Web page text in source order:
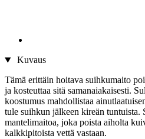
Kuvaus
Tämä erittäin hoitava suihkumaito
ja kosteuttaa sitä samanaiakaisesti.
koostumus mahdollistaa
tule suihkun jälkeen kireän tuntuista.
mantelimaitoa, joka poista aiholta
kalkkipitoista vettä vastaan.